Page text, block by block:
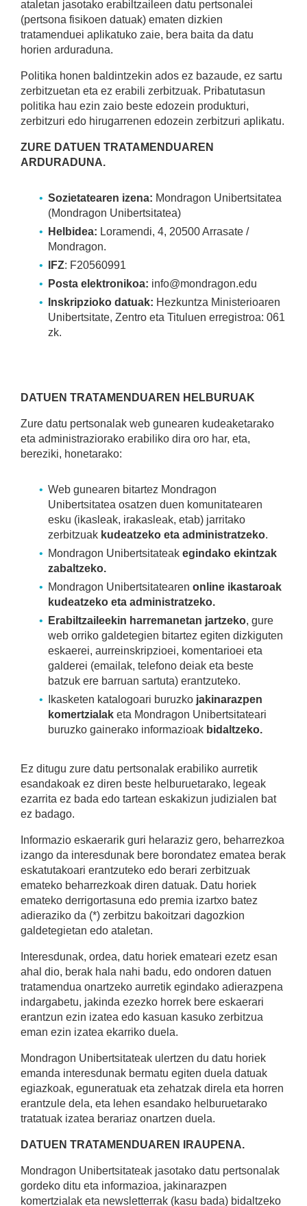
ataletan jasotako erabiltzaileen datu pertsonalei
(pertsona fisikoen datuak) ematen dizkien
tratamenduei aplikatuko zaie, bera baita da datu
horien arduraduna.
Politika honen baldintzekin ados ez bazaude, ez sartu
zerbitzuetan eta ez erabili zerbitzuak. Pribatutasun
politika hau ezin zaio beste edozein produkturi,
zerbitzuri edo hirugarrenen edozein zerbitzuri aplikatu.
ZURE DATUEN TRATAMENDUAREN
ARDURADUNA.
Sozietatearen izena: Mondragon Unibertsitatea
(Mondragon Unibertsitatea)
Helbidea: Loramendi, 4, 20500 Arrasate /
Mondragon.
IFZ: F20560991
Posta elektronikoa: info@mondragon.edu
Inskripzioko datuak: Hezkuntza Ministerioaren
Unibertsitate, Zentro eta Tituluen erregistroa: 061
zk.
DATUEN TRATAMENDUAREN HELBURUAK
Zure datu pertsonalak web gunearen kudeaketarako
eta administraziorako erabiliko dira oro har, eta,
bereziki, honetarako:
Web gunearen bitartez Mondragon
Unibertsitatea osatzen duen komunitatearen
esku (ikasleak, irakasleak, etab) jarritako
zerbitzuak kudeatzeko eta administratzeko.
Mondragon Unibertsitateak egindako ekintzak
zabaltzeko.
Mondragon Unibertsitatearen online ikastaroak
kudeatzeko eta administratzeko.
Erabiltzaileekin harremanetan jartzeko, gure
web orriko galdetegien bitartez egiten dizkiguten
eskaerei, aurreinskripzioei, komentarioei eta
galderei (emailak, telefono deiak eta beste
batzuk ere barruan sartuta) erantzuteko.
Ikasketen katalogoari buruzko jakinarazpen
komertzialak eta Mondragon Unibertsitateari
buruzko gainerako informazioak bidaltzeko.
Ez ditugu zure datu pertsonalak erabiliko aurretik
esandakoak ez diren beste helburuetarako, legeak
ezarrita ez bada edo tartean eskakizun judizialen bat
ez badago.
Informazio eskaerarik guri helaraziz gero, beharrezkoa
izango da interesdunak bere borondatez ematea berak
eskatutakoari erantzuteko edo berari zerbitzuak
emateko beharrezkoak diren datuak. Datu horiek
emateko derrigortasuna edo premia izartxo batez
adieraziko da (*) zerbitzu bakoitzari dagozkion
galdetegietan edo ataletan.
Interesdunak, ordea, datu horiek emateari ezetz esan
ahal dio, berak hala nahi badu, edo ondoren datuen
tratamendua onartzeko aurretik egindako adierazpena
indargabetu, jakinda ezezko horrek bere eskaerari
erantzun ezin izatea edo kasuan kasuko zerbitzua
eman ezin izatea ekarriko duela.
Mondragon Unibertsitateak ulertzen du datu horiek
emanda interesdunak bermatu egiten duela datuak
egiazkoak, eguneratuak eta zehatzak direla eta horren
erantzule dela, eta lehen esandako helburuetarako
tratatuak izatea berariaz onartzen duela.
DATUEN TRATAMENDUAREN IRAUPENA.
Mondragon Unibertsitateak jasotako datu pertsonalak
gordeko ditu eta informazioa, jakinarazpen
komertzialak eta newsletterrak (kasu bada) bidaltzeko